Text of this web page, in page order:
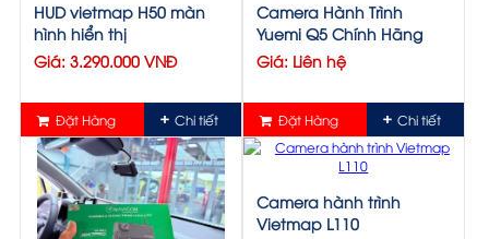
HUD vietmap H50 màn
hình hiển thị
Giá: 3.290.000 VNĐ
Đặt Hàng Chi tiết
Camera Hành Trình
Yuemi Q5 Chính Hãng
Giá: Liên hệ
Đặt Hàng Chi tiết
Camera hành trình
Vietmap L110